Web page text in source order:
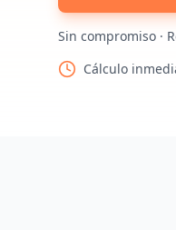
Sin compromiso ·
Cálculo